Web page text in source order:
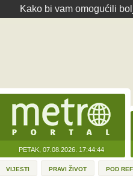
Kako bi vam omogućili
PETAK, 07.08.2026. 17:44:44
VIJESTI PRAVI ŽIVOT POD